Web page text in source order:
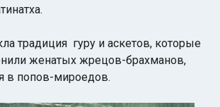
традиция гуру и аскетов, которые
женатых жрецов-брахманов,
в попов-мироедов.